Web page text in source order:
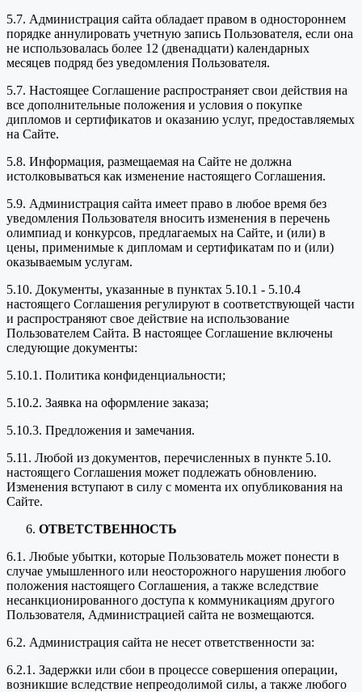
5.7. Администрация сайта обладает правом в одностороннем
порядке аннулировать учетную запись Пользователя, если она
не использовалась более 12 (двенадцати) календарных
месяцев подряд без уведомления Пользователя.
5.7. Настоящее Соглашение распространяет свои действия на
все дополнительные положения и условия о покупке
дипломов и сертификатов и оказанию услуг, предоставляемых
на Сайте.
5.8. Информация, размещаемая на Сайте не должна
истолковываться как изменение настоящего Соглашения.
5.9. Администрация сайта имеет право в любое время без
уведомления Пользователя вносить изменения в перечень
олимпиад и конкурсов, предлагаемых на Сайте, и (или) в
цены, применимые к дипломам и сертификатам по и (или)
оказываемым услугам.
5.10. Документы, указанные в пунктах 5.10.1 - 5.10.4
настоящего Соглашения регулируют в соответствующей части
и распространяют свое действие на использование
Пользователем Сайта. В настоящее Соглашение включены
следующие документы:
5.10.1. Политика конфиденциальности;
5.10.2. Заявка на оформление заказа;
5.10.3. Предложения и замечания.
5.11. Любой из документов, перечисленных в пункте 5.10.
настоящего Соглашения может подлежать обновлению.
Изменения вступают в силу с момента их опубликования на
Сайте.
ОТВЕТСТВЕННОСТЬ
6.1. Любые убытки, которые Пользователь может понести в
случае умышленного или неосторожного нарушения любого
положения настоящего Соглашения, а также вследствие
несанкционированного доступа к коммуникациям другого
Пользователя, Администрацией сайта не возмещаются.
6.2. Администрация сайта не несет ответственности за:
6.2.1. Задержки или сбои в процессе совершения операции,
возникшие вследствие непреодолимой силы, а также любого